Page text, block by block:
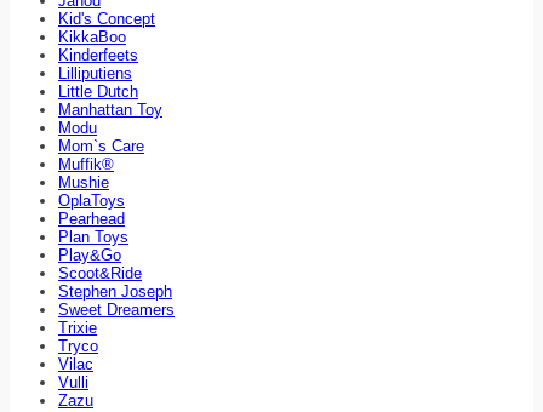
Kid's Concept
KikkaBoo
Kinderfeets
Lilliputiens
Little Dutch
Manhattan Toy
Modu
Mom`s Care
Muffik®
Mushie
OplaToys
Pearhead
Plan Toys
Play&Go
Scoot&Ride
Stephen Joseph
Sweet Dreamers
Trixie
Tryco
Vilac
Vulli
Zazu